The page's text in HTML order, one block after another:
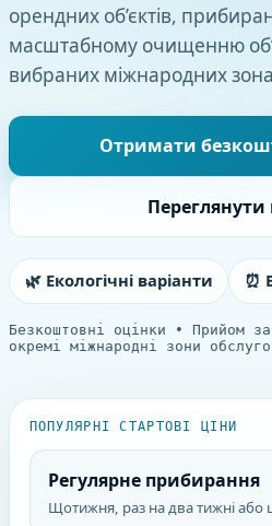
орендних об’єктів,
масштабному очищенню
вибраних міжнародних
Отримати
Переглянути
🌿 Екологічні варіанти ⏰
Безкоштовні оцінки • Прийом
окремі міжнародні зони
ПОПУЛЯРНІ СТАРТОВІ ЦІНИ
Регулярне прибирання
Щотижня, раз на два тижні або